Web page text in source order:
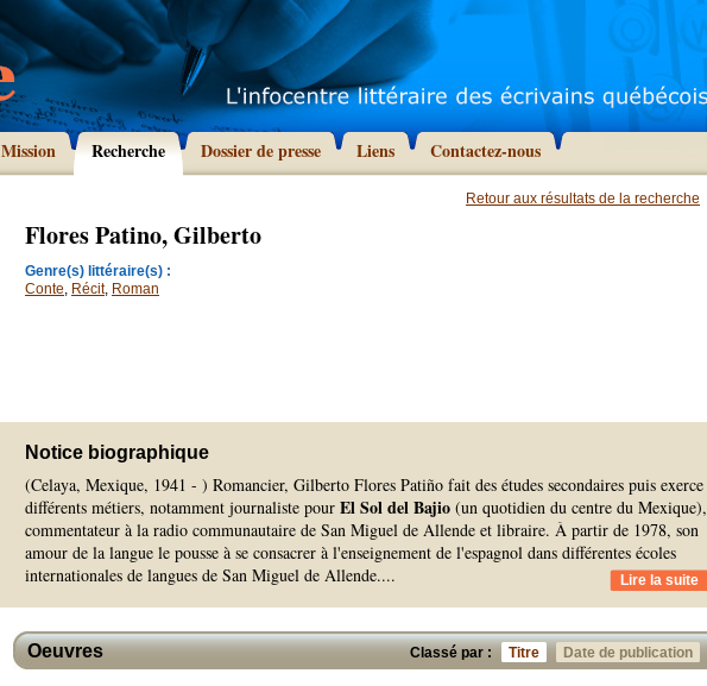
Mission Recherche Dossier de presse Liens Contactez-nous
Retour aux résultats de la recherche
Flores Patino, Gilberto
Genre(s) littéraire(s) :
Conte, Récit, Roman
Notice biographique
(Celaya, Mexique, 1941 - ) Romancier, Gilberto Flores Patiño fait des études secondaires puis exerce
différents métiers, notamment journaliste pour El Sol del Bajio (un quotidien du centre du Mexique),
commentateur à la radio communautaire de San Miguel de Allende et libraire. À partir de 1978, son
amour de la langue le pousse à se consacrer à l'enseignement de l'espagnol dans différentes écoles
internationales de langues de San Miguel de Allende.... Lire la suite
Classé par : Titre Date de publication
Oeuvres